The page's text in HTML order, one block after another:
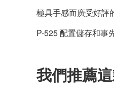
極具手感而廣受好評
P-525 配置儲存和事
我們推薦